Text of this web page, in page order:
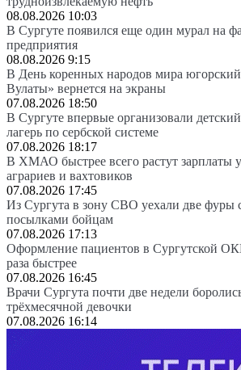
08.08.2026 10:03
В Сургуте появился еще один мурал на
предприятия
08.08.2026 9:15
В День коренных народов мира
Вулаты» вернется на экраны
07.08.2026 18:50
В Сургуте впервые организовали
лагерь по сербской системе
07.08.2026 18:17
В ХМАО быстрее всего растут зарплаты
аграриев и вахтовиков
07.08.2026 17:45
Из Сургута в зону СВО уехали две фуры
посылками бойцам
07.08.2026 17:13
Оформление пациентов в Сургутской
раза быстрее
07.08.2026 16:45
Врачи Сургута почти две недели
трёхмесячной девочки
07.08.2026 16:14